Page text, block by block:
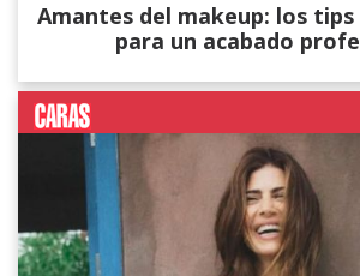
Amantes del makeup: los tips
para un acabado